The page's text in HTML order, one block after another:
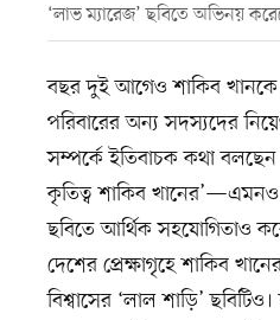
‘লাভ ম্যারেজ’ ছবিতে অভিনয়
বছর দুই আগেও শাকিব খানকে
পরিবারের অন্য সদস্যদের
সম্পর্কে ইতিবাচক কথা
কৃতিত্ব শাকিব খানের’—এমনও
ছবিতে আর্থিক সহযোগিতাও
দেশের প্রেক্ষাগৃহে শাকিব
বিশ্বাসের ‘লাল শাড়ি’